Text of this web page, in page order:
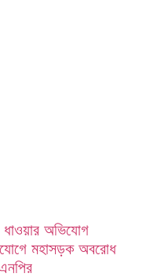
ধাওয়ার অভিযোগ
মহাসড়ক অবরোধ